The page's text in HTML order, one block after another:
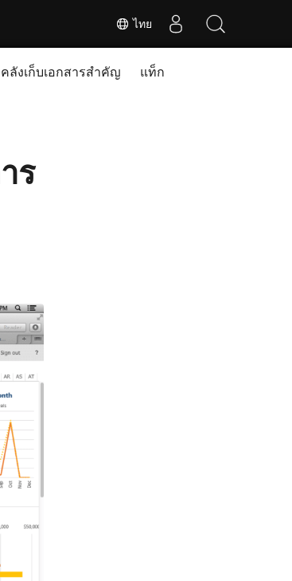
ไทย
คลังเก็บเอกสารสำคัญ แท็ก
ร